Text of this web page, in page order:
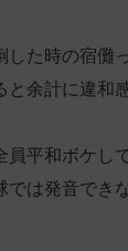
した時の宿儺
余計に違和
員平和ボケし
では発音でき